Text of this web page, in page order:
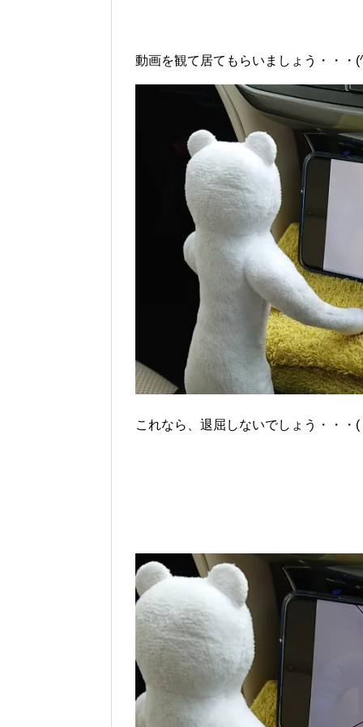
動画を観て居てもらいましょう・・・
これなら、退屈しないでしょう・・・(